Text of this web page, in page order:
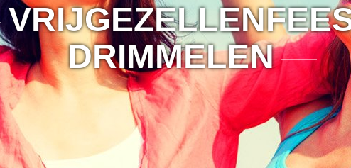
DRIMMELEN